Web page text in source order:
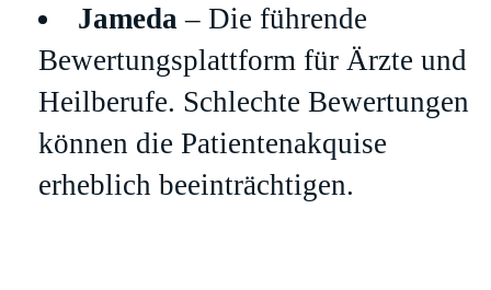
Jameda – Die führende
Bewertungsplattform für Ärzte und
Heilberufe. Schlechte Bewertungen
können die Patientenakquise
erheblich beeinträchtigen.